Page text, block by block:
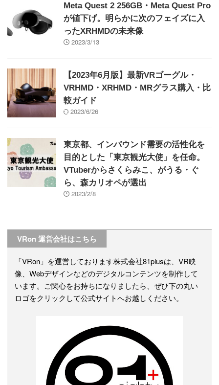
Meta Quest 2 256GB・Meta Quest Pro
が値下げ。明らかに次のフェイズに入
ったXRHMDの未来像
2023/3/13
【2023年6月版】最新VRゴーグル・
VRHMD・XRHMD・MRグラス購入・比
較ガイド
2023/6/26
東京都、インバウンド需要の活性化を
目的とした「東京観光大使」を任命。
VTuberからさくらみこ、がうる・ぐ
ら、森カリオペが選出
2023/2/8
VRon 運営会社はこちら
「VRon」を運営しております株式会社81plusは、VR映
像、Webデザインなどのデジタルコンテンツを制作して
います。ご関心をお持ちになりましたら、ぜひ下の丸い
ロゴをクリックして公式サイトへお越しください。